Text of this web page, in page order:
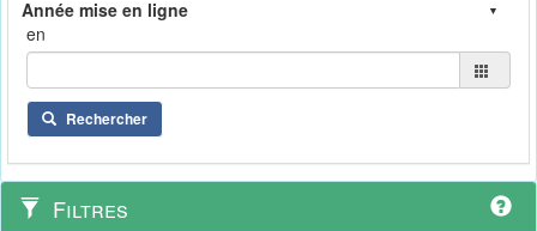
en
Rechercher
Filtres